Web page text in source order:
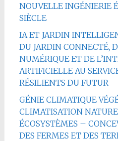
NOUVELLE INGÉNIERIE
SIÈCLE
IA ET JARDIN
DU JARDIN CONNECTÉ,
NUMÉRIQUE ET DE
ARTIFICIELLE AU
RÉSILIENTS DU FUTUR
GÉNIE CLIMATIQUE
CLIMATISATION
ÉCOSYSTÈMES –
DES FERMES ET DES